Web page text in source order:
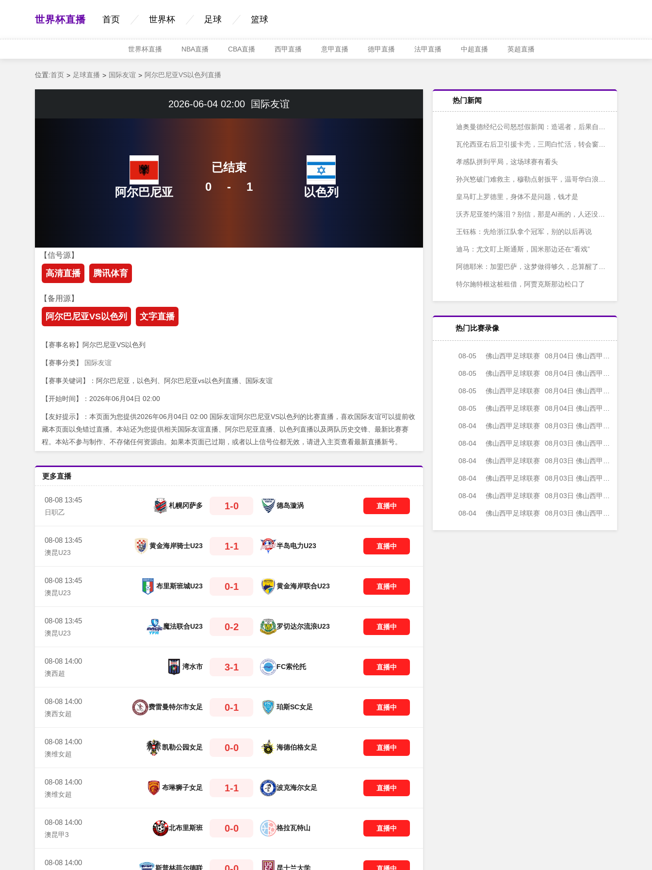
世界杯直播 首页 世界杯 足球 篮球
世界杯直播 NBA直播 CBA直播 西甲直播 意甲直播 德甲直播 法甲直播 中超直播 英超直播
位置:首页 足球直播 国际友谊 阿尔巴尼亚VS以色列直播
2026-06-04 02:00 国际友谊
阿尔巴尼亚 0 - 1
已结束
以色列
【信号源】
高清直播 腾讯体育
【备用源】
阿尔巴尼亚VS以色列 文字直播
【赛事名称】阿尔巴尼亚VS以色列
【赛事分类】 国际友谊
【赛事关键词】：阿尔巴尼亚，以色列、阿尔巴尼亚vs以色列直播、国际友谊
【开始时间】：2026年06月04日 02:00
【友好提示】：本页面为您提供2026年06月04日 02:00 国际友谊阿尔巴尼亚VS以色列的比赛直播，喜欢国际友谊可以提前收
藏本页面以免错过直播。本站还为您提供相关国际友谊直播、阿尔巴尼亚直播、以色列直播以及两队历史交锋、最新比赛赛
程。本站不参与制作、不存储任何资源由。如果本页面已过期，或者以上信号位都无效，请进入主页查看最新直播新号。
更多直播
08-08 13:45
日职乙
札幌冈萨多 1-0 德岛漩涡 直播中
08-08 13:45
澳昆U23
黄金海岸骑士U23 1-1 半岛电力U23 直播中
08-08 13:45
澳昆U23
布里斯班城U23 0-1 黄金海岸联合U23 直播中
08-08 13:45
澳昆U23
魔法联合U23 0-2 罗切达尔流浪U23 直播中
08-08 14:00
澳西超
湾水市 3-1 FC索伦托 直播中
08-08 14:00
澳西女超
费雷曼特尔市女足 0-1 珀斯SC女足 直播中
08-08 14:00
澳维女超
凯勒公园女足 0-0 海德伯格女足 直播中
08-08 14:00
澳维女超
布琳狮子女足 1-1 波克海尔女足 直播中
08-08 14:00
澳昆甲3
北布里斯班 0-0 格拉瓦特山 直播中
08-08 14:00
斯普林菲尔德联 昆士兰大学
热门新闻
迪奥曼德经纪公司怒怼假新闻：造谣者，后果自负！
瓦伦西亚右后卫引援卡壳，三周白忙活，转会窗快关上了！
孝感队拼到平局，这场球赛有看头
孙兴慜破门难救主，穆勒点射扳平，温哥华白浪主场1-1战平洛杉矶
皇马盯上罗德里，身体不是问题，钱才是
沃齐尼亚签约落泪？别信，那是AI画的，人还没签字呢
王钰栋：先给浙江队拿个冠军，别的以后再说
迪马：尤文盯上斯通斯，国米那边还在“看戏”
阿德耶米：加盟巴萨，这梦做得够久，总算醒了？不对，是成了！
特尔施特根这桩租借，阿贾克斯那边松口了
热门比赛录像
08-05 佛山西甲足球联赛 08月04日 佛山西甲足球联赛32强淘汰赛 肇庆恒骏成 VS 三七互娱 全场录像
08-05 佛山西甲足球联赛 08月04日 佛山西甲足球联赛32强淘汰赛 广东西南建设 VS 香港圣徒 全场录像
08-05 佛山西甲足球联赛 08月04日 佛山西甲足球联赛32强淘汰赛 贪玩游戏 VS 美的薪火 全场录像
08-05 佛山西甲足球联赛 08月04日 佛山西甲足球联赛32强淘汰赛 藝品高國際 VS 湛江狂狼·粵辉能源 全场录像
08-04 佛山西甲足球联赛 08月03日 佛山西甲足球联赛32强淘汰赛 广东客家青年 VS 广州英华思力U17 全场录像
08-04 佛山西甲足球联赛 08月03日 佛山西甲足球联赛32强淘汰赛 广州求信 VS 顺德新青年 全场录像
08-04 佛山西甲足球联赛 08月03日 佛山西甲足球联赛32强淘汰赛 大塘控股 VS 茂名市点都得 全场录像
08-04 佛山西甲足球联赛 08月03日 佛山西甲足球联赛32强淘汰赛 广东凤铝 VS 湛江八部科技 全场录像
08-04 佛山西甲足球联赛 08月03日 佛山西甲足球联赛32强淘汰赛 广州蜀地红 VS 广州戴拿模 全场录像
08-04 佛山西甲足球联赛 08月03日 佛山西甲足球联赛32强淘汰赛 三水乐民兴健力宝 VS 中国澳门澳科精英 全场录像